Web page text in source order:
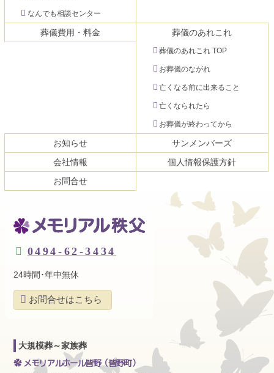
なんでも相談センター
葬儀費用・料金 葬儀のあれこれ
葬儀のあれこれ TOP
お葬儀のながれ
亡くなる前に出来ること
亡くなられたら
お葬儀が終わってから
お知らせ
サンメンバーズ
会社情報
個人情報保護方針
お問合せ
メモリアル秩父
0494-62-3434
24時間･年中無休
お問合せはこちら
大規模葬～家族葬
メモリアルホール皆野（皆野町）